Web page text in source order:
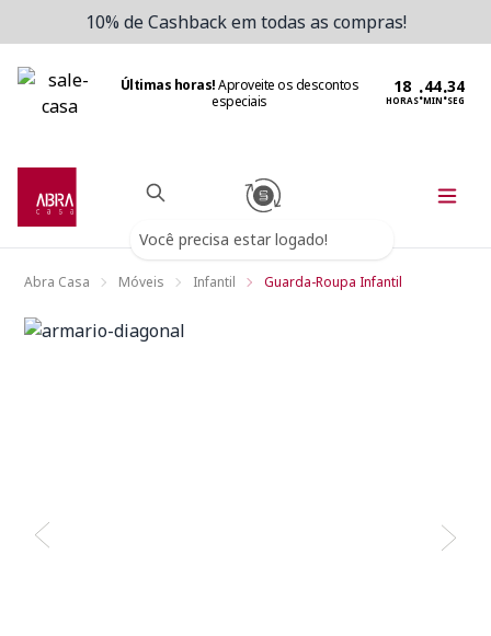
10% de Cashback em todas as compras!
Últimas horas!Aproveite os descontos
especiais
HORAS:MIN:SEG
Você precisa estar logado!
Abra Casa Móveis Infantil Guarda-Roupa Infantil